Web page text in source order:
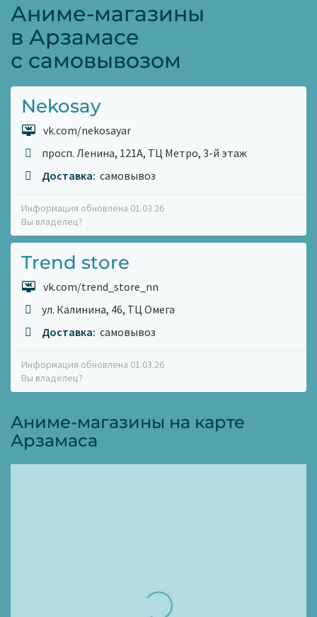
Аниме-магазины
в Арзамасе
с самовывозом
Nekosay
vk.com/nekosayar
просп. Ленина, 121А, ТЦ Метро, 3-й этаж
Доставка: самовывоз
Информация обновлена 01.03.26
Вы владелец?
Trend store
vk.com/trend_store_nn
ул. Калинина, 46, ТЦ Омега
Доставка: самовывоз
Информация обновлена 01.03.26
Вы владелец?
Аниме-магазины на карте
Арзамаса